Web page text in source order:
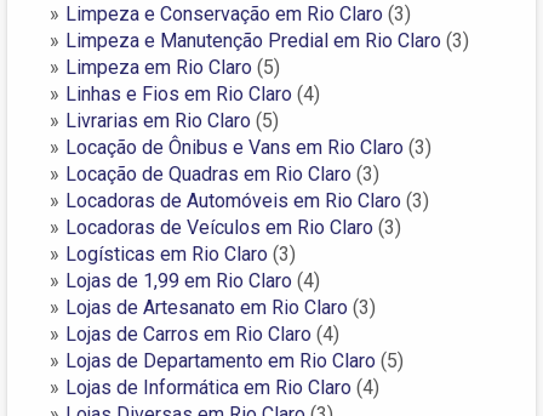
Limpeza e Conservação em Rio Claro (3)
Limpeza e Manutenção Predial em Rio Claro (3)
Limpeza em Rio Claro (5)
Linhas e Fios em Rio Claro (4)
Livrarias em Rio Claro (5)
Locação de Ônibus e Vans em Rio Claro (3)
Locação de Quadras em Rio Claro (3)
Locadoras de Automóveis em Rio Claro (3)
Locadoras de Veículos em Rio Claro (3)
Logísticas em Rio Claro (3)
Lojas de 1,99 em Rio Claro (4)
Lojas de Artesanato em Rio Claro (3)
Lojas de Carros em Rio Claro (4)
Lojas de Departamento em Rio Claro (5)
Lojas de Informática em Rio Claro (4)